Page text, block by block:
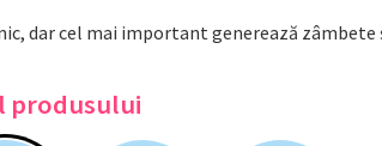
dar cel mai important generează
produsului